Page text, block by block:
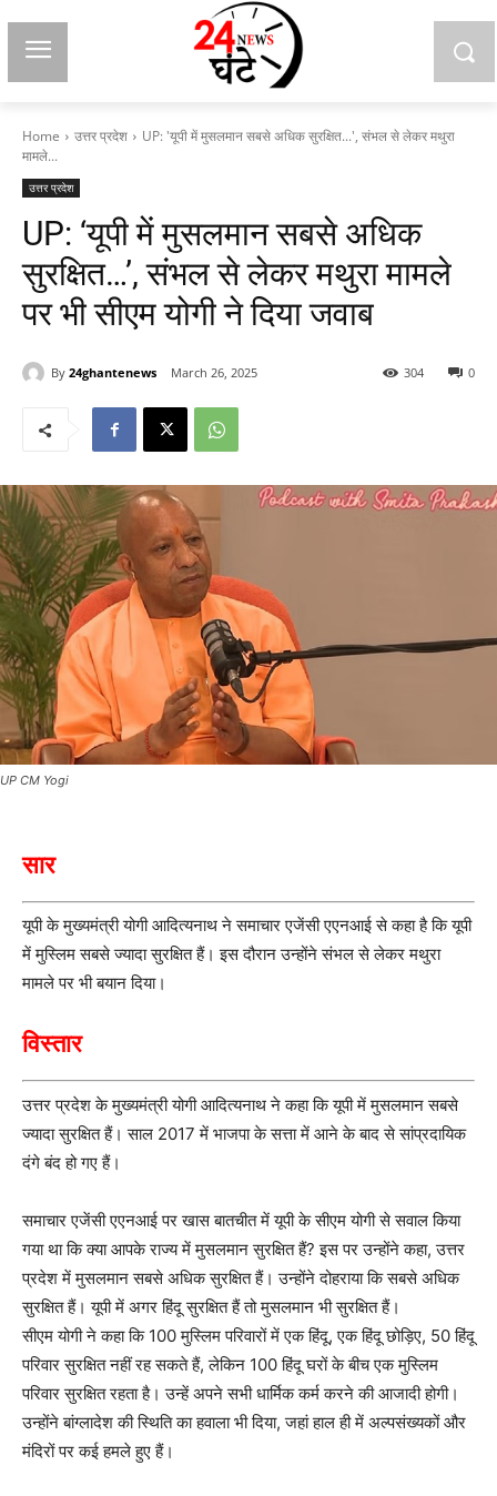
Home उत्तर प्रदेश
UP: 'यूपी में मुसलमान सबसे अधिक सुरक्षित...', संभल से लेकर मथुरा
मामले...
उत्तर प्रदेश
UP: ‘यूपी में मुसलमान सबसे अधिक
सुरक्षित…’, संभल से लेकर मथुरा मामले
पर भी सीएम योगी ने दिया जवाब
By 24ghantenews March 26, 2025 0
304
UP CM Yogi
सार
यूपी के मुख्यमंत्री योगी आदित्यनाथ ने समाचार एजेंसी एएनआई से कहा है कि यूपी
में मुस्लिम सबसे ज्यादा सुरक्षित हैं। इस दौरान उन्होंने संभल से लेकर मथुरा
मामले पर भी बयान दिया।
विस्तार
उत्तर प्रदेश के मुख्यमंत्री योगी आदित्यनाथ ने कहा कि यूपी में मुसलमान सबसे
ज्यादा सुरक्षित हैं। साल 2017 में भाजपा के सत्ता में आने के बाद से सांप्रदायिक
दंगे बंद हो गए हैं।
समाचार एजेंसी एएनआई पर खास बातचीत में यूपी के सीएम योगी से सवाल किया
गया था कि क्या आपके राज्य में मुसलमान सुरक्षित हैं? इस पर उन्होंने कहा, उत्तर
प्रदेश में मुसलमान सबसे अधिक सुरक्षित हैं। उन्होंने दोहराया कि सबसे अधिक
सुरक्षित हैं। यूपी में अगर हिंदू सुरक्षित हैं तो मुसलमान भी सुरक्षित हैं।
सीएम योगी ने कहा कि 100 मुस्लिम परिवारों में एक हिंदू, एक हिंदू छोड़िए, 50 हिंदू
परिवार सुरक्षित नहीं रह सकते हैं, लेकिन 100 हिंदू घरों के बीच एक मुस्लिम
परिवार सुरक्षित रहता है। उन्हें अपने सभी धार्मिक कर्म करने की आजादी होगी।
उन्होंने बांग्लादेश की स्थिति का हवाला भी दिया, जहां हाल ही में अल्पसंख्यकों और
मंदिरों पर कई हमले हुए हैं।